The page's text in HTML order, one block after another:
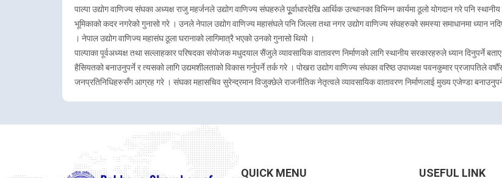
पाल्पा उद्योग वाणिज्य संघका अध्यक्ष राजु महर्जनले उद्योग वाणिज्य संघहरुले पूूर्वाधारदेखि आर्थिक उत्थानका विभिन्न कार्यमा ठूलो योगदान गरे पनि
भूमिकाको कदर नगरेको गुनासो गरे । उनले नेपाल उद्योग वाणिज्य महासंघले पनि जिल्ला तथा नगर उद्योग वाणिज्य संघहरुको समस्या समाधानमा ध्यान
। नेपाल उद्योग वाणिज्य महासंघ ठूला घरानाको लागिमात्रै भएको उनको गुनासो थियो ।
पाल्पाका पूर्वअध्यक्ष तथा सल्लाहकार परिषदका संयोजक मधुदयाल सैंजुले व्यावसायिक वातावरण निर्माणको लागि स्थानीय सरकारहरुले ध्यान दिनुपर्ने
हैसियतको बनाउनुपर्ने र त्यसको लागि उद्यमशीलताको विकास गर्नुपर्ने तर्क गरे । पोखरा उद्योग वाणिज्य संघका वरिष्ठ उपाध्यक्ष पवनकुमार प्रजापतिले
जनप्रतिनिधिहरुसँग आग्रह गरे । संघका महासचिव सुरेन्द्रमान विजुक्छेले राजनीतिक नेतृत्वले व्यावसायिक वातावरण निर्माणलाई मुख्य एजेण्डा
QUICK MENU USEFUL LINK